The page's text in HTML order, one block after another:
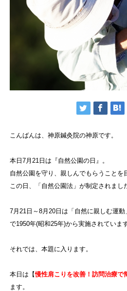
こんばんは、神原鍼灸院の神原です。
本日7月21日は『自然公園の日』。
自然公園を守り、親しんでもらうことを
この日、「自然公園法」が制定されまし
7月21日～8月20日は「自然に親しむ運
で1950年(昭和25年)から実施されています
それでは、本題に入ります。
本日は【慢性肩こりを改善！訪問治療で
ます。